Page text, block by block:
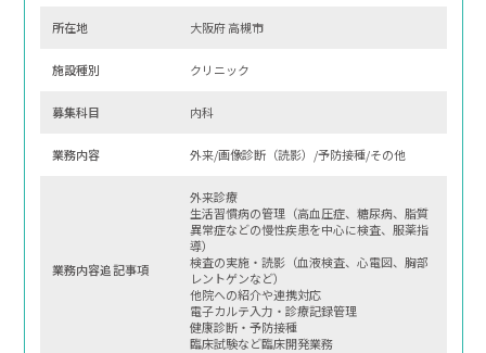
所在地 大阪府 高槻市
施設種別 クリニック
募集科⽬ 内科
業務内容 外来/画像診断（読影）/予防接種/その他
業務内容追記事項
外来診療
生活習慣病の管理（高血圧症、糖尿病、脂質
異常症などの慢性疾患を中心に検査、服薬指
導）
検査の実施・読影（血液検査、心電図、胸部
レントゲンなど）
他院への紹介や連携対応
電子カルテ入力・診療記録管理
健康診断・予防接種
臨床試験など臨床開発業務